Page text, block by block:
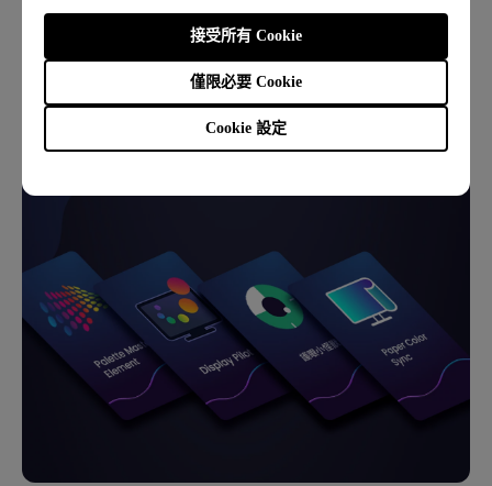
Cookie 設定
僅限必要 Cookie
接受所有 Cookie
優化您的工作流程與效率
專業螢幕軟體